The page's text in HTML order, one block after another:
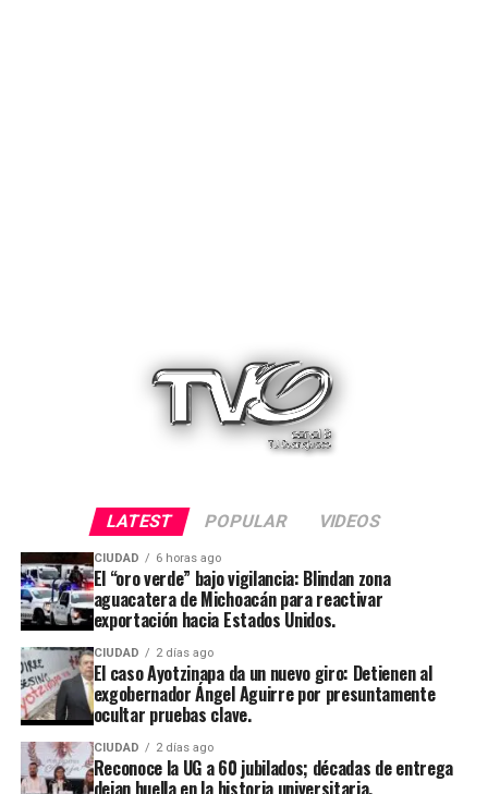
LATEST POPULAR VIDEOS
CIUDAD 6 horas ago
El “oro verde” bajo vigilancia: Blindan zona
aguacatera de Michoacán para reactivar
exportación hacia Estados Unidos.
CIUDAD 2 días ago
El caso Ayotzinapa da un nuevo giro: Detienen al
exgobernador Ángel Aguirre por presuntamente
ocultar pruebas clave.
CIUDAD 2 días ago
Reconoce la UG a 60 jubilados; décadas de entrega